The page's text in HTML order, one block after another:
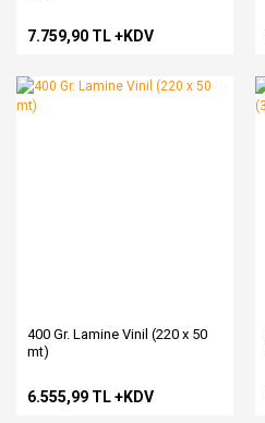
7.759,90 TL +KDV
400 Gr. Lamine Vinil (220 x 50
mt)
6.555,99 TL +KDV